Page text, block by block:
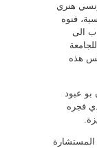
هنري
فنوه
الى
هذه
بو عبود
فجره
المستشارة